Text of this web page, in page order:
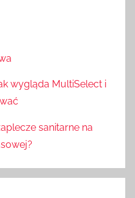
wygląda MultiSelect i
sanitarne na